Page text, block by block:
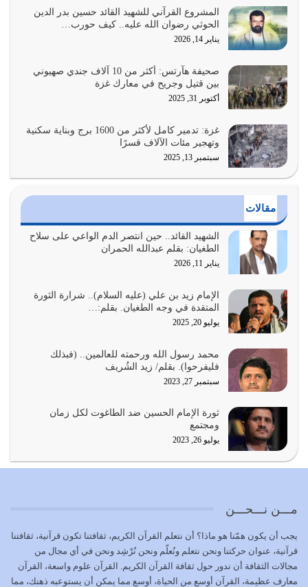
يوليو 27, 2026
عندما يكون عدوك هو عدو الله معناه أن تكون نقاط الضعف
فيه كثيرة وسينصرك الله عليه إذا…
يوليو 26, 2026
أراد الله لهذه الأمة ان تكون خير امة أخرجت للناس بالنهوض
بالأمر بالمعروف والنهي عن…
يوليو 25, 2026
الدين الذي شرعه الله لا يجوز أن يخضع لآرائنا وأهوائنا
أي أمة تتفرق في الدين وتتفرق في كيانها معناه أنها أصبحت
أمة عاجزة عن النهوض…
يوليو 23, 2026
بحبل الله جميعاً وليس كل…
يوليو 22, 2026
يشاء ويذل من يشاء
يوليو 21, 2026
كل زمان…
يوليو 19, 2026
الوظيفة عبارة عن مسؤولية يجب النهوض بها كما ينبغي لكي
وَالْمُنْفِقِينَ…
يوليو 17, 2026
المشروع القرآني للشهيد القائد حسين بدر الدين
الحوثي رضوان الله عليه.. كيف حورب…
يناير 14, 2026
صحيفة هآرتس: أكثر من 10 آلاف جندي صهيوني
بين قتيل وجريح في معارك غزة
أكتوبر 31, 2025
غزة: تدمير كامل لأكثر من 1600 برج وبناية سكنية
وتهجير مئات الآلاف قسرًا
سبتمبر 13, 2025
مقالات
الشهيد القائد.. حين انتصر الدم الواعي على سلاح
الطغيان: بقلم عبدالله الحمران
يناير 11, 2026
الإمام زيد بن علي (عليه السلام).. شرارة الثورة
المتقدة في وجه الطغيان. بقلم:…
يوليو 20, 2025
محمد رسول الله ورحمته للعالمين.. (فبذلك
فليفرحوا). بقلم/ زيد الشُريف
سبتمبر 27, 2023
ثورة الإمام الحسين ضد الطاغوت لكل زمان
ومجتمع
يوليو 26, 2023
مـــن نـــحـــن
يجب أن يكون همّنا هو ماذا؟ أن نتعلم القرآن الكريم، ثقافتنا تكون قرآنية، ثقافتنا
قرآنية، عنوان حركتنا ونحن نتعلم ونُعلّم ونحن نُرْشِد ونحن في أي مجال من
مجالات الثقافة أن ندور حول ثقافة القرآن الكريم. القرآن علوم واسعة، القرآن
معارف عظيمة، القرآن أوسع من الحياة، أوسع مما يمكن أن يستوعبه ذهنك، مما